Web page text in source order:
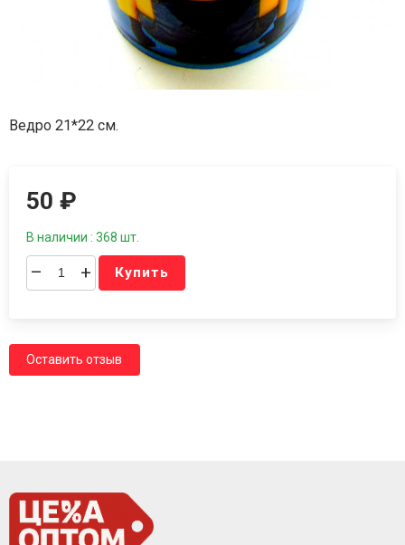
Ведро 21*22 см.
50₽
В наличии : 368 шт.
– + Купить
Оставить отзыв